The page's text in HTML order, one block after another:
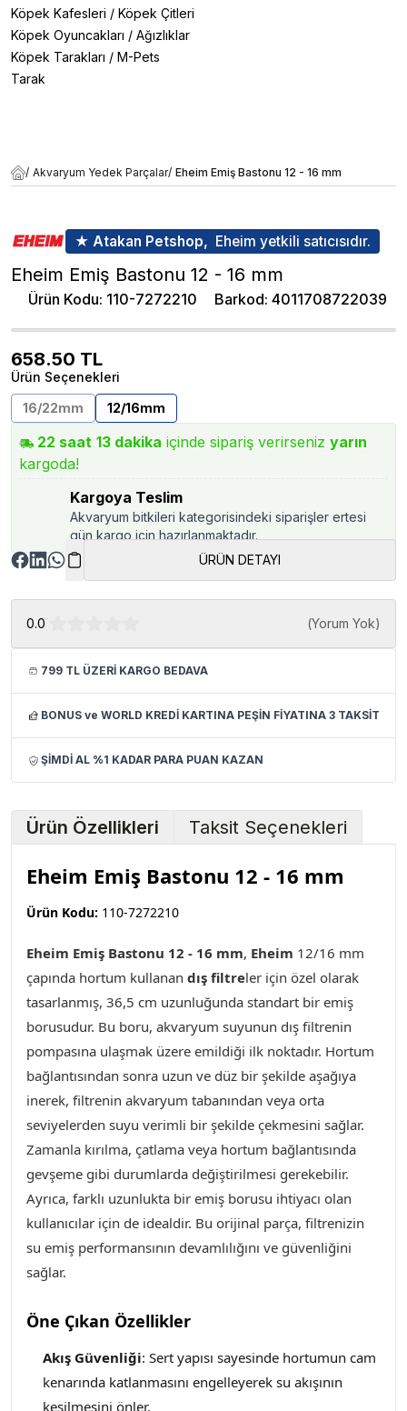
Köpek Kafesleri / Köpek Çitleri
Köpek Oyuncakları / Ağızlıklar
Köpek Tarakları / M-Pets
Tarak
/ Akvaryum Yedek Parçalar/ Eheim Emiş Bastonu 12 - 16 mm
★ Atakan Petshop, Eheim yetkili satıcısıdır.
Eheim Emiş Bastonu 12 - 16 mm
Ürün Kodu: 110-7272210 Barkod: 4011708722039
658.50 TL
Ürün Seçenekleri
16/22mm
12/16mm
22 saat 13 dakika içinde sipariş verirseniz yarın
kargoda!
Kargoya Teslim
Akvaryum bitkileri kategorisindeki siparişler ertesi
gün kargo için hazırlanmaktadır.
ÜRÜN DETAYI
0.0 (Yorum Yok)
799 TL ÜZERİ KARGO BEDAVA
BONUS ve WORLD KREDİ KARTINA PEŞİN FİYATINA 3 TAKSİT
ŞİMDİ AL %1 KADAR PARA PUAN KAZAN
Ürün Özellikleri Taksit Seçenekleri
Eheim Emiş Bastonu 12 - 16 mm
Ürün Kodu: 110-7272210
Eheim Emiş Bastonu 12 - 16 mm, Eheim 12/16 mm
çapında hortum kullanan dış filtreler için özel olarak
tasarlanmış, 36,5 cm uzunluğunda standart bir emiş
borusudur. Bu boru, akvaryum suyunun dış filtrenin
pompasına ulaşmak üzere emildiği ilk noktadır. Hortum
bağlantısından sonra uzun ve düz bir şekilde aşağıya
inerek, filtrenin akvaryum tabanından veya orta
seviyelerden suyu verimli bir şekilde çekmesini sağlar.
Zamanla kırılma, çatlama veya hortum bağlantısında
gevşeme gibi durumlarda değiştirilmesi gerekebilir.
Ayrıca, farklı uzunlukta bir emiş borusu ihtiyacı olan
kullanıcılar için de idealdir. Bu orijinal parça, filtrenizin
su emiş performansının devamlılığını ve güvenliğini
sağlar.
Öne Çıkan Özellikler
Akış Güvenliği: Sert yapısı sayesinde hortumun cam
kenarında katlanmasını engelleyerek su akışının
kesilmesini önler.